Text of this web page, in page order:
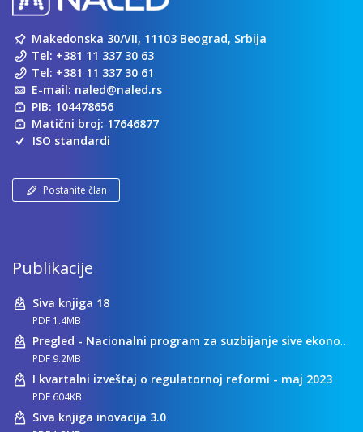
Makedonska 30/VII, 11103 Beograd, Srbija
Tel: +381 11 337 30 63
Tel: +381 11 337 30 61
E-mail: naled@naled.rs
PIB: 104478656
Matični broj: 17646877
ISO standardi
Postanite član
Publikacije
Siva knjiga 18
PDF 1.4MB
Pregled - Nacionalni program za suzbijanje sive ekonomije
PDF 9.2MB
I kvartalni izveštaj o regulatornoj reformi - maj 2023
PDF 604KB
Siva knjiga inovacija 3.0